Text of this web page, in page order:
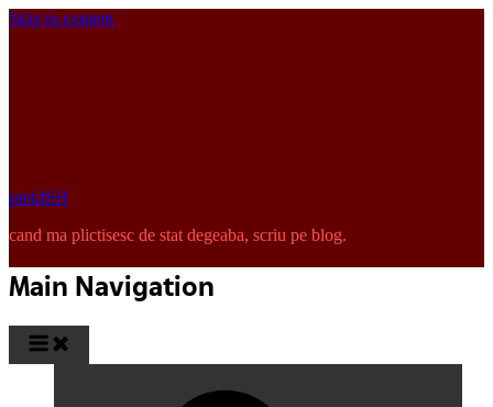
Skip to content
pinkISH
cand ma plictisesc de stat degeaba, scriu pe blog.
Main Navigation